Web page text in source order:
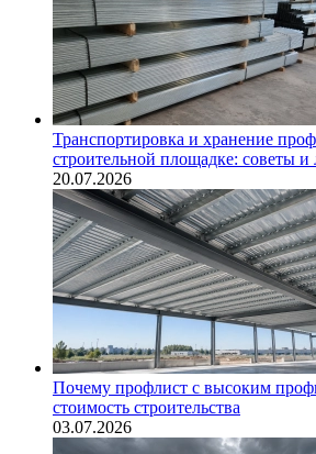
Транспортировка и хранение
строительной площадке: советы и
20.07.2026
Почему профлист с высоким
стоимость строительства
03.07.2026